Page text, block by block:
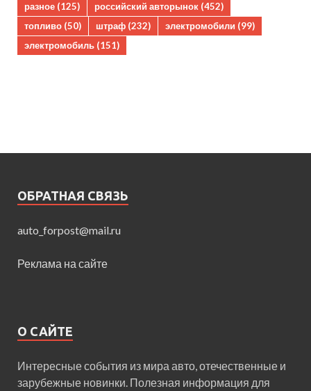
разное (125) российский авторынок (452)
топливо (50) штраф (232) электромобили (99)
электромобиль (151)
ОБРАТНАЯ СВЯЗЬ
auto_forpost@mail.ru
Реклама на сайте
О САЙТЕ
Интересные события из мира авто, отечественные и
зарубежные новинки. Полезная информация для